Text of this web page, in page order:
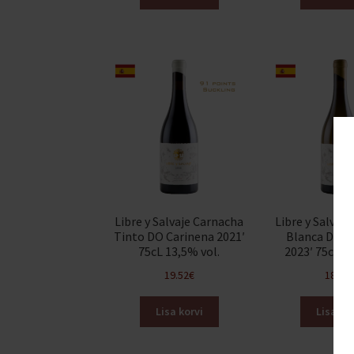
Libre y Salvaje Carnacha
Tinto DO Carinena 2021′
75cL 13,5% vol.
19.52€
Lisa korvi
Libre y Salvaje
Blanca DO
2023′ 75cl
18.00
Lisa